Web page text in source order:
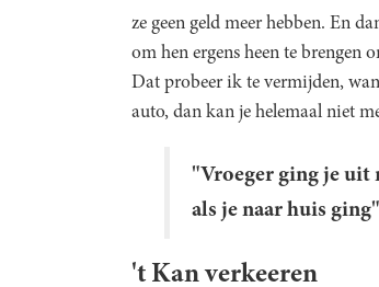
ze geen geld meer hebben. En
om hen ergens heen te brengen
Dat probeer ik te vermijden,
auto, dan kan je helemaal niet
"Vroeger ging je uit
als je naar huis ging"
't Kan verkeeren